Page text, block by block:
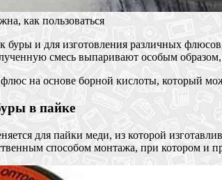
как пользоваться
и для изготовления различных
смесь выпаривают особым
на основе борной кислоты, который
в пайке
для пайки меди, из которой
способом монтажа, при котором и